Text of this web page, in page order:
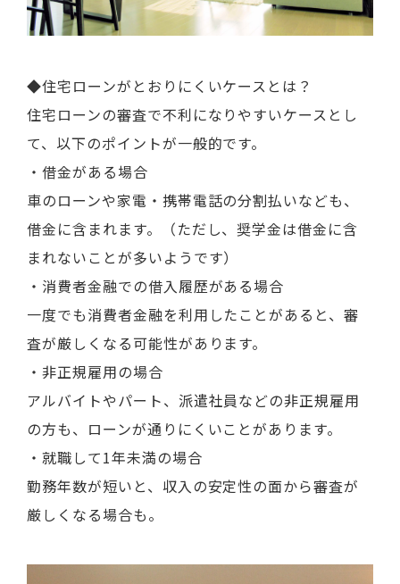
◆住宅ローンがとおりにくいケースとは？
住宅ローンの審査で不利になりやすいケースとし
て、以下のポイントが一般的です。
・借金がある場合
車のローンや家電・携帯電話の分割払いなども、
借金に含まれます。（ただし、奨学金は借金に含
まれないことが多いようです）
・消費者金融での借入履歴がある場合
一度でも消費者金融を利用したことがあると、審
査が厳しくなる可能性があります。
・非正規雇用の場合
アルバイトやパート、派遣社員などの非正規雇用
の方も、ローンが通りにくいことがあります。
・就職して1年未満の場合
勤務年数が短いと、収入の安定性の面から審査が
厳しくなる場合も。